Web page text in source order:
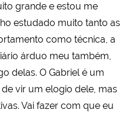
grande e estou me
estudado muito tanto as
como técnica, a
árduo meu também,
delas. O Gabriel é um
vir um elogio dele, mas
Vai fazer com que eu